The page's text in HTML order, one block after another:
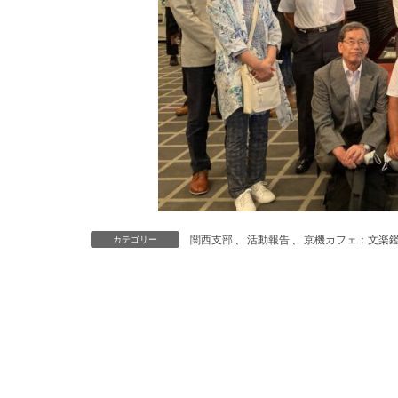
カテゴリー 関西支部、 活動報告、 京機カフェ：文楽